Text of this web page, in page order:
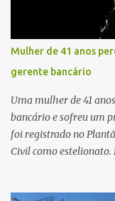
durante o acidente. O
morreu ainda no local.
concessionária
realizaram a
vítima. No entanto, o
acidente. A Polícia
da ocorrência...
Mulher de 41 anos
gerente bancário
Uma mulher de 41
bancário e sofreu um
foi registrado no
Civil como estelionato.